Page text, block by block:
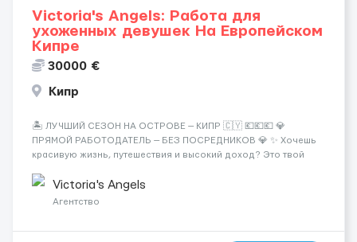
Victoria's Angels: Работа для
ухоженных девушек На Европейском
Кипре
30000 €
Кипр
🏝️ ЛУЧШИЙ СЕЗОН НА ОСТРОВЕ — КИПР 🇨🇾 💶💶💶 💎
ПРЯМОЙ РАБОТОДАТЕЛЬ — БЕЗ ПОСРЕДНИКОВ 💎 ✨ Хочешь
красивую жизнь, путешествия и высокий доход? Это твой
Опытная команда с годами практики — Стабильный поток
клиентов (без ...
Victoria's Angels
Агентство